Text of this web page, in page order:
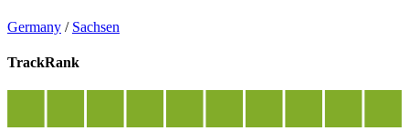
Germany / Sachsen
TrackRank